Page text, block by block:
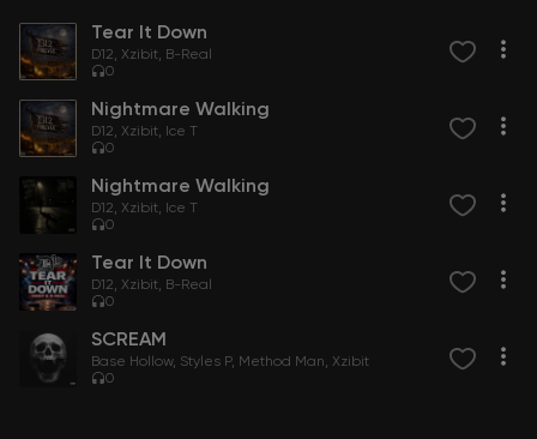
Tear It Down
D12 Xzibit
B-Real
0
Nightmare Walking
D12 Xzibit
Ice T
0
Nightmare Walking
D12 Xzibit
Ice T
0
Tear It Down
D12 Xzibit
B-Real
0
SCREAM
Base Hollow Styles P Method Man Xzibit
0